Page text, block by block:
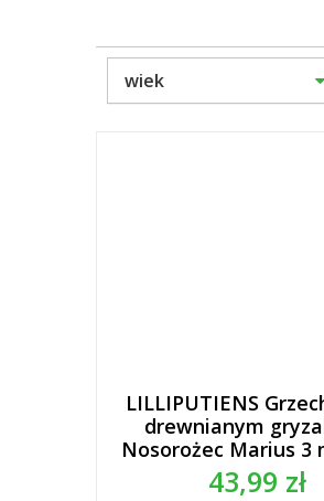
wiek
LILLIPUTIENS
drewnianym
Nosorożec Marius 3
43,99 zł